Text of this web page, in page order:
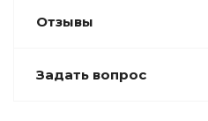
Отзывы
Задать вопрос